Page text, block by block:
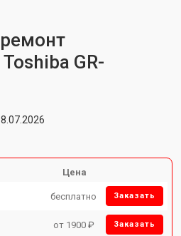
GR-
Цена
бесплатно Заказать
от 1900 ₽ Заказать